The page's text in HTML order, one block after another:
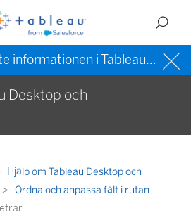
informationen iTableau-hjälpen på engelska (USA)
Desktop och
Hjälp om Tableau Desktop och
Ordna och anpassa fält i rutan